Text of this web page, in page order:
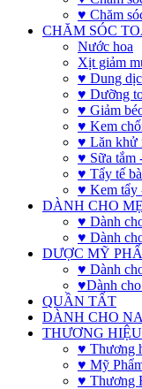
♥ Chăm
CHĂM SÓC
Nước hoa
Xịt giảm
♥ Dung
♥ Dưỡng
♥ Giảm
♥ Kem
♥ Lăn khử
♥ Sữa tắm
♥ Tẩy tế
♥ Kem tẩy
DÀNH CHO
♥ Dành
♥ Dành
DƯỢC MỸ
♥ Dành
♥Dành
QUẦN TẤT
DÀNH CHO
THƯƠNG HIỆU
♥ Thương
♥ Mỹ
♥ Thương